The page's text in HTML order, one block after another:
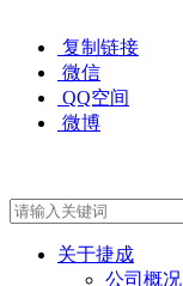
复制链接
微信
QQ空间
微博
关于捷成
公司概况